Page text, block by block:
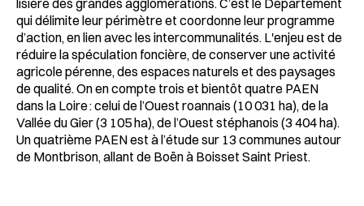
lisière des grandes agglomérations. C’est le Département
qui délimite leur périmètre et coordonne leur programme
d’action, en lien avec les intercommunalités. L'enjeu est de
réduire la spéculation foncière, de conserver une activité
agricole pérenne, des espaces naturels et des paysages
de qualité. On en compte trois et bientôt quatre PAEN
dans la Loire : celui de l’Ouest roannais (10 031 ha), de la
Vallée du Gier (3 105 ha), de l’Ouest stéphanois (3 404 ha).
Un quatrième PAEN est à l’étude sur 13 communes autour
de Montbrison, allant de Boën à Boisset Saint Priest.